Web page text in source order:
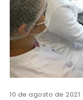
10 de agosto de 2021